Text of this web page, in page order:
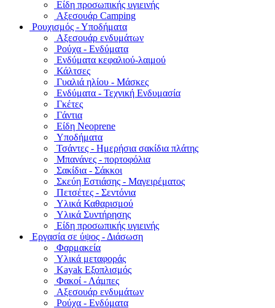
Είδη προσωπικής υγιεινής
Αξεσουάρ Camping
Ρουχισμός - Υποδήματα
Αξεσουάρ ενδυμάτων
Ρούχα - Ενδύματα
Ενδύματα κεφαλιού-λαιμού
Κάλτσες
Γυαλιά ηλίου - Μάσκες
Ενδύματα - Τεχνική Ενδυμασία
Γκέτες
Γάντια
Είδη Neoprene
Υποδήματα
Τσάντες - Ημερήσια σακίδια πλάτης
Μπανάνες - πορτοφόλια
Σακίδια - Σάκκοι
Σκεύη Εστιάσης - Μαγειρέματος
Πετσέτες - Σεντόνια
Υλικά Καθαρισμού
Υλικά Συντήρησης
Είδη προσωπικής υγιεινής
Εργασία σε ύψος - Διάσωση
Φαρμακεία
Υλικά μεταφοράς
Kayak Εξοπλισμός
Φακοί - Λάμπες
Αξεσουάρ ενδυμάτων
Ρούχα - Ενδύματα